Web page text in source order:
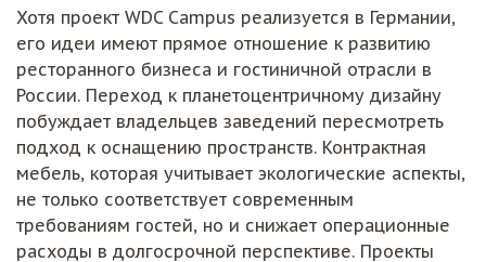
Хотя проект WDC Campus реализуется в Германии,
его идеи имеют прямое отношение к развитию
ресторанного бизнеса и гостиничной отрасли в
России. Переход к планетоцентричному дизайну
побуждает владельцев заведений пересмотреть
подход к оснащению пространств. Контрактная
мебель, которая учитывает экологические аспекты,
не только соответствует современным
требованиям гостей, но и снижает операционные
расходы в долгосрочной перспективе. Проекты